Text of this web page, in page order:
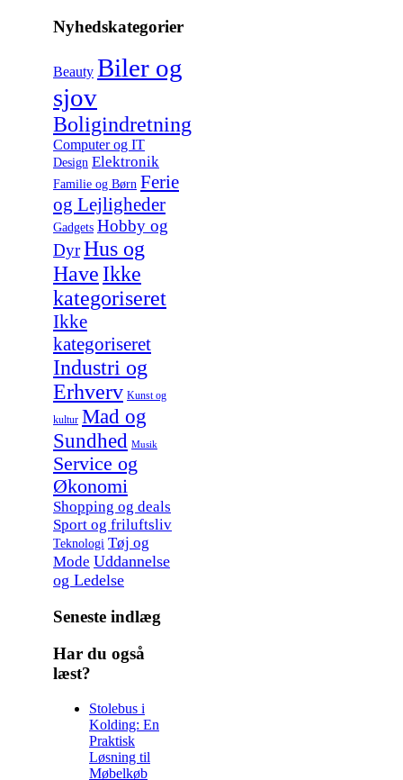
Nyhedskategorier
Beauty Biler og
sjov
Boligindretning
Computer og IT
Design Elektronik
Familie og Børn Ferie
og Lejligheder
Gadgets Hobby og
DyrHus og
Have Ikke
kategoriseret
Ikke
kategoriseret
Industri og
Erhverv Kunst og
kultur Mad og
Sundhed Musik
Service og
Økonomi
Shopping og deals
Sport og friluftsliv
Teknologi Tøj og
Mode Uddannelse
og Ledelse
Seneste indlæg
Har du også
læst?
Stolebus i
Kolding: En
Praktisk
Løsning til
Møbelkøb